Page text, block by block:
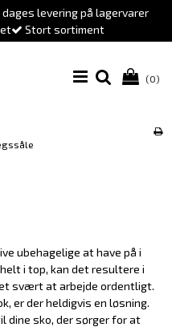
dages levering på lagervarer
Stort sortiment
(0)
ubehagelige at have på i
i top, kan det resultere i
svært at arbejde ordentligt.
er der heldigvis en løsning.
dine sko, der sørger for at